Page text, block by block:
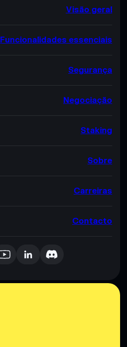
Visão geral
Funcionalidades essenciais
Segurança
Negociação
Staking
Sobre
Carreiras
Contacto